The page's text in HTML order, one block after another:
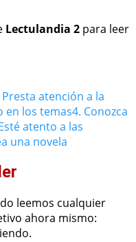
Lectulandia 2 para leer
Presta atención a la
en los temas4. Conozca
atento a las
una novela
leemos cualquier
ahora mismo: